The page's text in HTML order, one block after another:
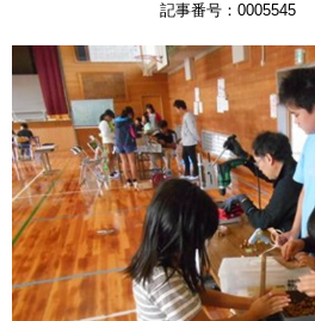
記事番号：0005545